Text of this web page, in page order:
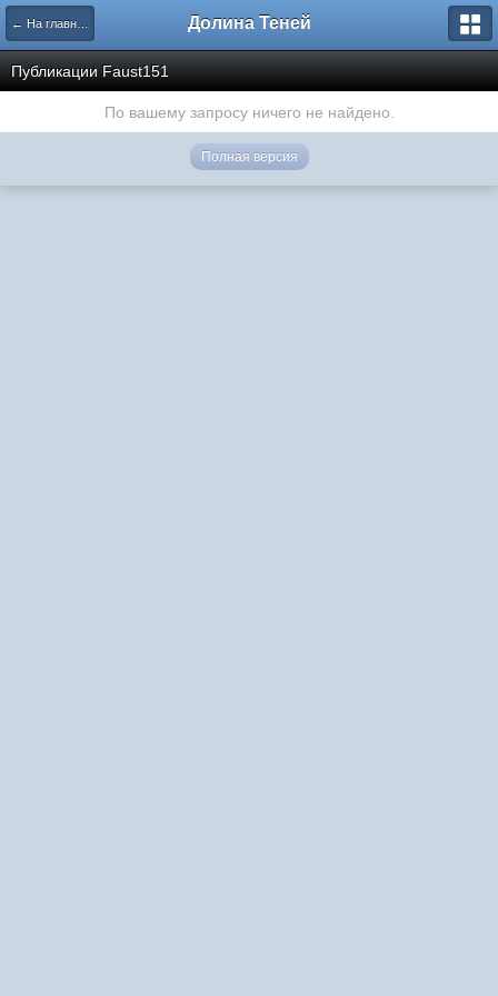
← На главную Долина Теней
Публикации Faust151
По вашему запросу ничего не найдено.
Полная версия